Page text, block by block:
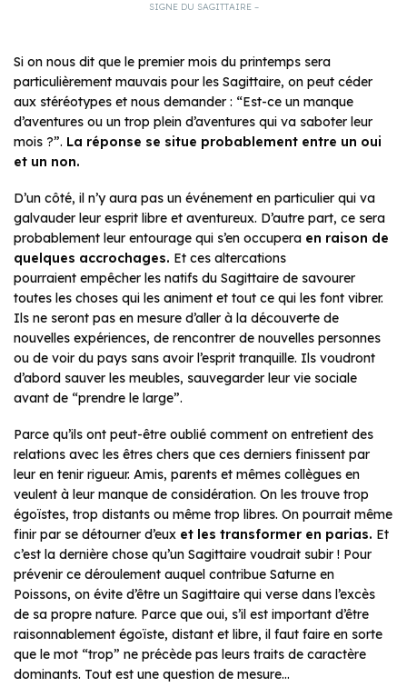
SIGNE DU SAGITTAIRE –
Si on nous dit que le premier mois du printemps sera
particulièrement mauvais pour les Sagittaire, on peut céder
aux stéréotypes et nous demander : “Est-ce un manque
d’aventures ou un trop plein d’aventures qui va saboter leur
mois ?”. La réponse se situe probablement entre un oui
et un non.
D’un côté, il n’y aura pas un événement en particulier qui va
galvauder leur esprit libre et aventureux. D’autre part, ce sera
probablement leur entourage qui s’en occupera en raison de
quelques accrochages. Et ces altercations
pourraient empêcher les natifs du Sagittaire de savourer
toutes les choses qui les animent et tout ce qui les font vibrer.
Ils ne seront pas en mesure d’aller à la découverte de
nouvelles expériences, de rencontrer de nouvelles personnes
ou de voir du pays sans avoir l’esprit tranquille. Ils voudront
d’abord sauver les meubles, sauvegarder leur vie sociale
avant de “prendre le large”.
Parce qu’ils ont peut-être oublié comment on entretient des
relations avec les êtres chers que ces derniers finissent par
leur en tenir rigueur. Amis, parents et mêmes collègues en
veulent à leur manque de considération. On les trouve trop
égoïstes, trop distants ou même trop libres. On pourrait même
finir par se détourner d’eux et les transformer en parias. Et
c’est la dernière chose qu’un Sagittaire voudrait subir ! Pour
prévenir ce déroulement auquel contribue Saturne en
Poissons, on évite d’être un Sagittaire qui verse dans l’excès
de sa propre nature. Parce que oui, s’il est important d’être
raisonnablement égoïste, distant et libre, il faut faire en sorte
que le mot “trop” ne précède pas leurs traits de caractère
dominants. Tout est une question de mesure…